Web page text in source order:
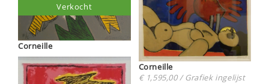
Corneille
Verkocht
Corneille
€ 1,595,00 / Grafiek ingelijst